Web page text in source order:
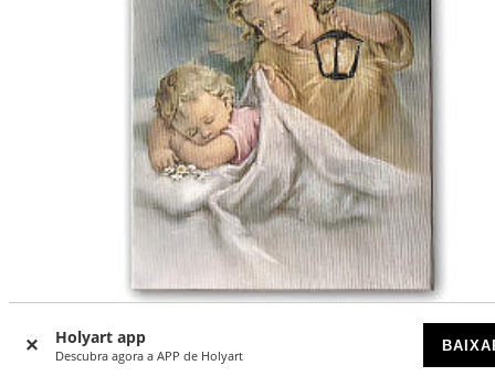
Holyart app
Descubra agora a APP de Holyart
Quadro tela Anjo da guarda com lanterna 25x20 cm